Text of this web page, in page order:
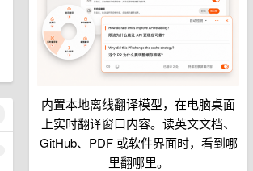
内置本地离线翻译模型，在电脑桌面
上实时翻译窗口内容。读英文文档、
GitHub、PDF 或软件界面时，看到哪
里翻哪里。